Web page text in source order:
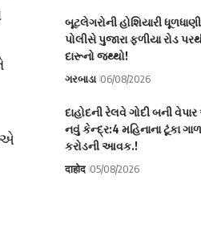
બૂટલેગરોની હોશિયારી
પોલીસે પુજારા ફળીયા રોડ
દારૂનો જથ્થો!
ગરબાડા 06/08/2026
દાહોદની રેલવે ગોદી બની
નવું કેન્દ્ર:4 મહિનાના ટૂંકા
કરોડની આવક.!
दाहोद 05/08/2026